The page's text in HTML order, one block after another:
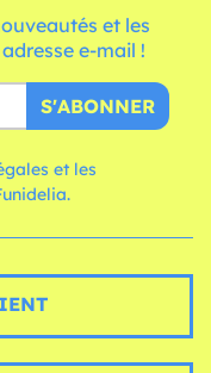
et les
e-mail !
S'ABONNER
et les